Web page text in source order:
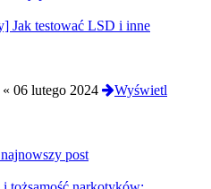
Jak testować LSD i inne
« 06 lutego 2024
Wyświetl
post